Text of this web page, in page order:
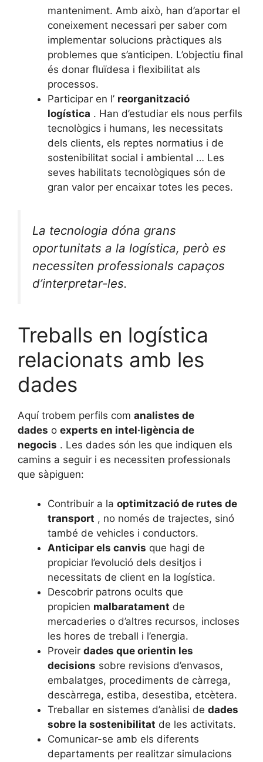
manteniment. Amb això, han d’aportar el
coneixement necessari per saber com
implementar solucions pràctiques als
problemes que s’anticipen. L’objectiu final
és donar fluïdesa i flexibilitat als
processos.
Participar en l’ reorganització
logística . Han d’estudiar els nous perfils
tecnològics i humans, les necessitats
dels clients, els reptes normatius i de
sostenibilitat social i ambiental … Les
seves habilitats tecnològiques són de
gran valor per encaixar totes les peces.
La tecnologia dóna grans
oportunitats a la logística, però es
necessiten professionals capaços
d’interpretar-les.
Treballs en logística
relacionats amb les
dades
Aquí trobem perfils com analistes de
dades o experts en intel·ligència de
negocis . Les dades són les que indiquen els
camins a seguir i es necessiten professionals
que sàpiguen:
Contribuir a la optimització de rutes de
transport , no només de trajectes, sinó
també de vehicles i conductors.
Anticipar els canvis que hagi de
propiciar l’evolució dels desitjos i
necessitats de client en la logística.
Descobrir patrons ocults que
propicien malbaratament de
mercaderies o d’altres recursos, incloses
les hores de treball i l’energia.
Proveir dades que orientin les
decisions sobre revisions d’envasos,
embalatges, procediments de càrrega,
descàrrega, estiba, desestiba, etcètera.
Treballar en sistemes d’anàlisi de dades
sobre la sostenibilitat de les activitats.
Comunicar-se amb els diferents
departaments per realitzar simulacions